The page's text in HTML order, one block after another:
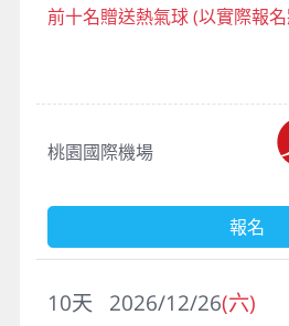
前十名贈送熱氣球 (以實際報
桃園國際機場
報名
2026/12/26(六)
10天